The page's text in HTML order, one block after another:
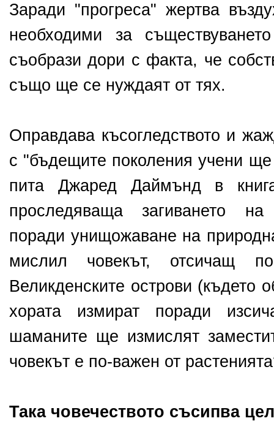
Заради "прогреса" жертва
необходими за
съобрази дори с факта, че
също ще се нуждаят от тях.
Оправдава късогледството и
с "бъдещите поколения учени
пита Джаред Даймънд в
проследяваща загиването
поради унищожаване на
мислил човекът, отсичащ
Великденските острови (където
хората измират поради
шаманите ще измислят
човекът е по-важен от
Така човечеството съсипва